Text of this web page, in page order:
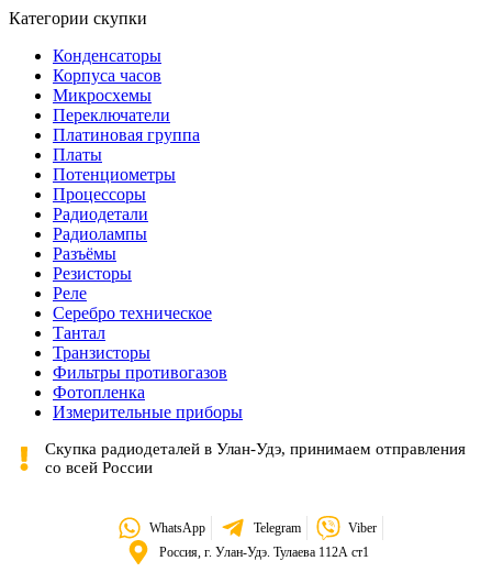
Категории скупки
Конденсаторы
Корпуса часов
Микросхемы
Переключатели
Платиновая группа
Платы
Потенциометры
Процессоры
Радиодетали
Радиолампы
Разъёмы
Резисторы
Реле
Серебро техническое
Тантал
Транзисторы
Фильтры противогазов
Фотопленка
Измерительные приборы
Скупка радиодеталей в Улан-Удэ, принимаем отправления
со всей России
WhatsApp Telegram
Viber
Россия, г. Улан-Удэ. Тулаева 112А ст1